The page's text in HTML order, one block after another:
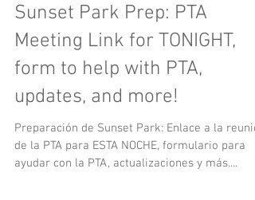
Sunset Park Prep: PTA
Meeting Link for TONIGHT,
form to help with PTA,
updates, and more!
Preparación de Sunset Park: Enlace a la